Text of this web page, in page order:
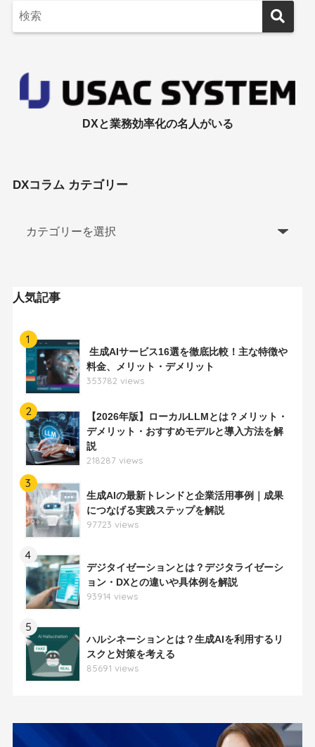
DXと業務効率化の名人がいる
DXコラム カテゴリー
人気記事
1
生成AIサービス16選を徹底比較！主な特徴や
料金、メリット・デメリット
353782 views
2
【2026年版】ローカルLLMとは？メリット・
デメリット・おすすめモデルと導入方法を解
説
218287 views
3
生成AIの最新トレンドと企業活用事例｜成果
につなげる実践ステップを解説
97723 views
4
デジタイゼーションとは？デジタライゼーシ
ョン・DXとの違いや具体例を解説
93914 views
5
ハルシネーションとは？生成AIを利用するリ
スクと対策を考える
85691 views